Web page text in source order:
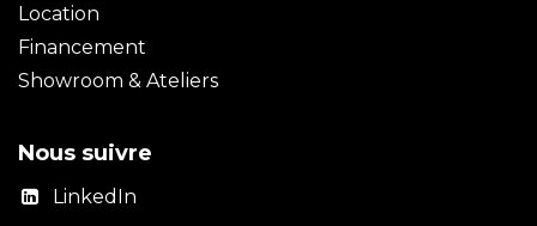
Location
Financement
Showroom & Ateliers
Nous suivre
LinkedIn